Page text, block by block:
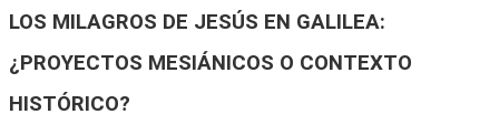
LOS MILAGROS DE JESÚS EN GALILEA:
¿PROYECTOS MESIÁNICOS O CONTEXTO
HISTÓRICO?